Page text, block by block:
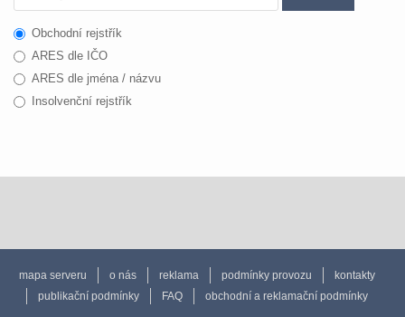
Obchodní rejstřík
ARES dle IČO
ARES dle jména / názvu
Insolvenční rejstřík
mapa serveru o nás reklama podmínky provozu
kontakty
publikační podmínky
FAQ obchodní a reklamační podmínky